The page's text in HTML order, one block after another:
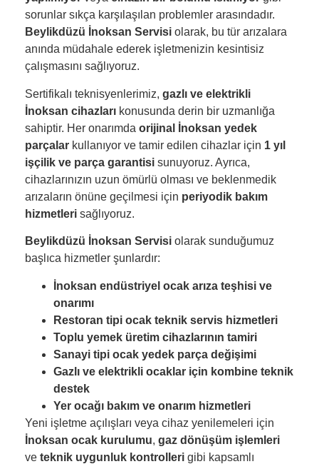
sorunlar sıkça karşılaşılan problemler arasındadır.
Beylikdüzü İnoksan Servisi olarak, bu tür arızalara
anında müdahale ederek işletmenizin kesintisiz
çalışmasını sağlıyoruz.
Sertifikalı teknisyenlerimiz, gazlı ve elektrikli
İnoksan cihazları konusunda derin bir uzmanlığa
sahiptir. Her onarımda orijinal İnoksan yedek
parçalar kullanıyor ve tamir edilen cihazlar için 1 yıl
işçilik ve parça garantisi sunuyoruz. Ayrıca,
cihazlarınızın uzun ömürlü olması ve beklenmedik
arızaların önüne geçilmesi için periyodik bakım
hizmetleri sağlıyoruz.
Beylikdüzü İnoksan Servisi olarak sunduğumuz
başlıca hizmetler şunlardır:
İnoksan endüstriyel ocak arıza teşhisi ve
onarımı
Restoran tipi ocak teknik servis hizmetleri
Toplu yemek üretim cihazlarının tamiri
Sanayi tipi ocak yedek parça değişimi
Gazlı ve elektrikli ocaklar için kombine teknik
destek
Yer ocağı bakım ve onarım hizmetleri
Yeni işletme açılışları veya cihaz yenilemeleri için
İnoksan ocak kurulumu, gaz dönüşüm işlemleri
ve teknik uygunluk kontrolleri gibi kapsamlı